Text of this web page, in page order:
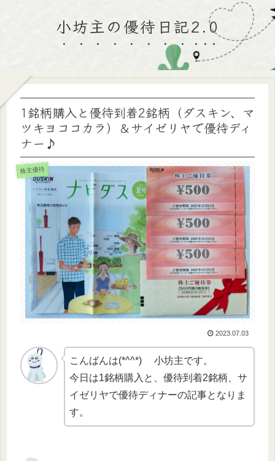
小坊主の優待日記2.0
1銘柄購入と優待到着2銘柄（ダスキン、マ
ツキヨココカラ）＆サイゼリヤで優待ディ
ナー♪
株主優待
2023.07.03
こんばんは(*^^*) 小坊主です。
今日は1銘柄購入と、優待到着2銘柄、サ
イゼリヤで優待ディナーの記事となりま
す。